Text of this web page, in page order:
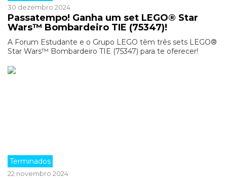
30 dezembro 2024
Passatempo! Ganha um set LEGO® Star
Wars™ Bombardeiro TIE (75347)!
A Forum Estudante e o Grupo LEGO têm três sets LEGO®
Star Wars™ Bombardeiro TIE (75347) para te oferecer!
Terminados
22 novembro 2024